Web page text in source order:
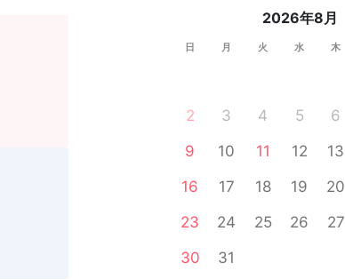
2026年8月
日 月 火 水 木
2
3 4 5 6
9
10 11 12 13
16
17 18 19 20
23
24 25 26 27
30
31